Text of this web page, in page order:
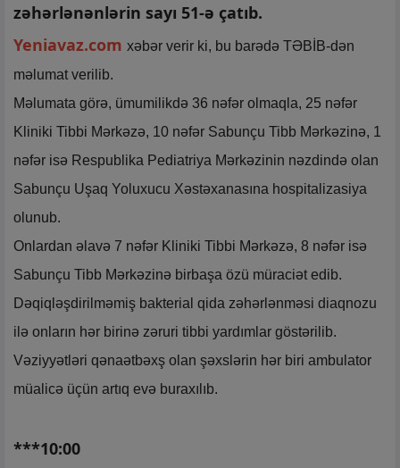
zəhərlənənlərin sayı 51-ə çatıb.
Yeniavaz.com xəbər verir ki, bu barədə TƏBİB-dən
məlumat verilib.
Məlumata görə, ümumilikdə 36 nəfər olmaqla, 25 nəfər
Kliniki Tibbi Mərkəzə, 10 nəfər Sabunçu Tibb Mərkəzinə, 1
nəfər isə Respublika Pediatriya Mərkəzinin nəzdində olan
Sabunçu Uşaq Yoluxucu Xəstəxanasına hospitalizasiya
olunub.
Onlardan əlavə 7 nəfər Kliniki Tibbi Mərkəzə, 8 nəfər isə
Sabunçu Tibb Mərkəzinə birbaşa özü müraciət edib.
Dəqiqləşdirilməmiş bakterial qida zəhərlənməsi diaqnozu
ilə onların hər birinə zəruri tibbi yardımlar göstərilib.
Vəziyyətləri qənaətbəxş olan şəxslərin hər biri ambulator
müalicə üçün artıq evə buraxılıb.
***10:00